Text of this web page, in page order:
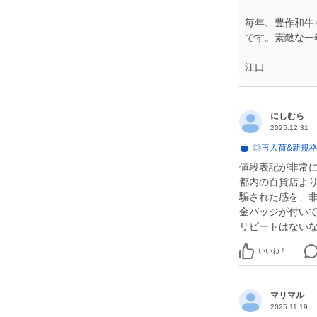
毎年、豊作和
です。素敵な
江口
にしむら
2025.12.31
◎再入荷&新規
値段表記が非常
都内の百貨店よ
騙された感を、
金バッジが付い
リピートはない
いいね！
マリマル
2025.11.19